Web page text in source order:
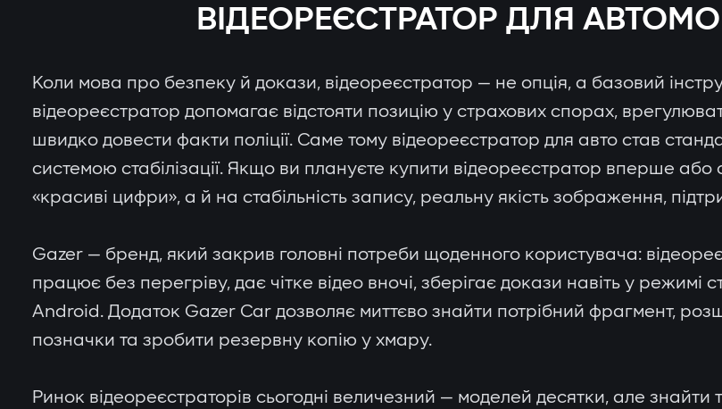
ВІДЕОРЕЄСТРАТОР ДЛЯ
Коли мова про безпеку й докази, відеореєстратор — не опція, а базовий
відеореєстратор допомагає відстояти позицію у страхових спорах,
швидко довести факти поліції. Саме тому відеореєстратор для авто став
системою стабілізації. Якщо ви плануєте купити відеореєстратор вперше
«красиві цифри», а й на стабільність запису, реальну якість зображення,
Gazer — бренд, який закрив головні потреби щоденного користувача:
працює без перегріву, дає чітке відео вночі, зберігає докази навіть у режимі
Android. Додаток Gazer Car дозволяє миттєво знайти потрібний фрагмент,
позначки та зробити резервну копію у хмару.
Ринок відеореєстраторів сьогодні величезний — моделей десятки, але знайти